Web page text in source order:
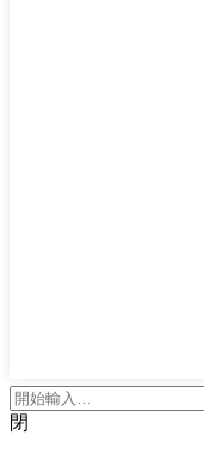
閉